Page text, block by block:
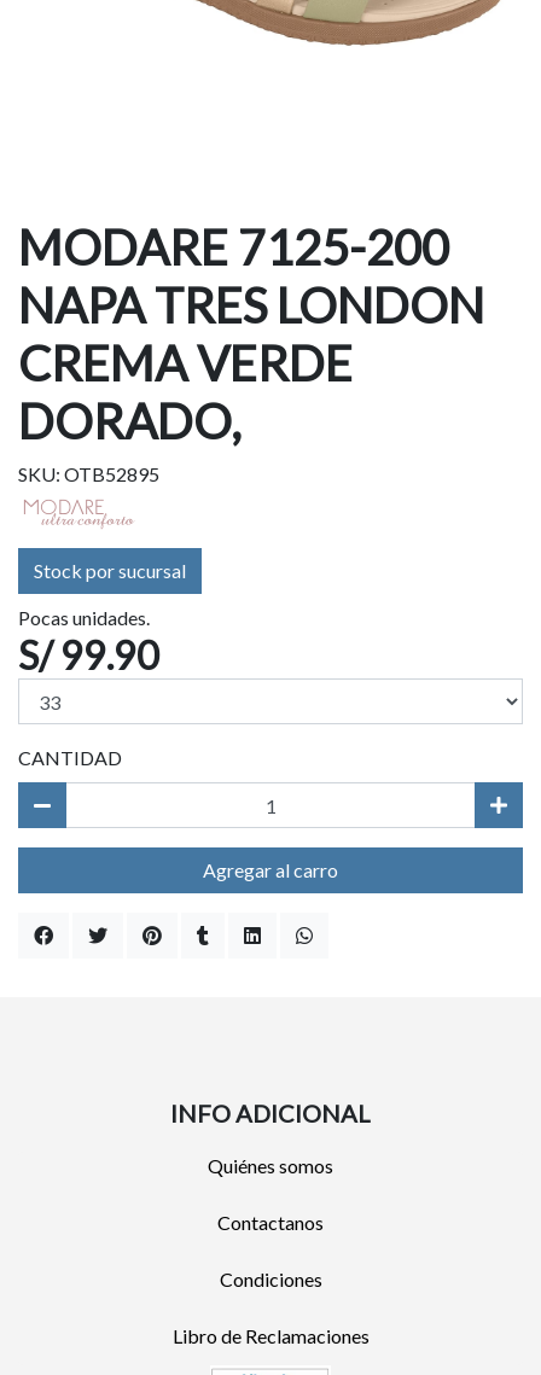
MODARE 7125-200
NAPA TRES LONDON
CREMA VERDE
DORADO,
SKU: OTB52895
Stock por sucursal
Pocas unidades.
S/ 99.90
CANTIDAD
Agregar al carro
INFO ADICIONAL
Quiénes somos
Contactanos
Condiciones
Libro de Reclamaciones